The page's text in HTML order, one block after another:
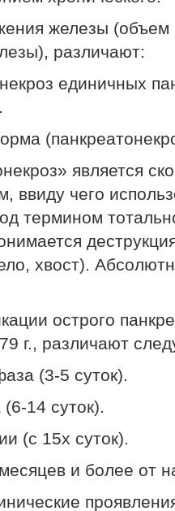
железы
различают:
единичных
является
ввиду чего
термином
хвост).
острого
г., различают
(3-5 суток).
14 суток).
(с 15х суток).
и более от